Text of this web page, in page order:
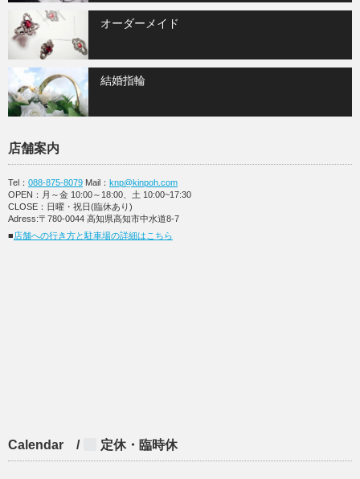
オーダーメイド
結婚指輪
店舗案内
Tel： 088-875-8079 Mail： knp@kinpoh.com
OPEN：月～金 10:00～18:00、土 10:00~17:30
CLOSE：日曜・祝日(臨休あり)
Adress:〒780-0044 高知県高知市中水道8-7
■店舗への行き方と駐車場の詳細はこちら
Calendar / 定休・臨時休